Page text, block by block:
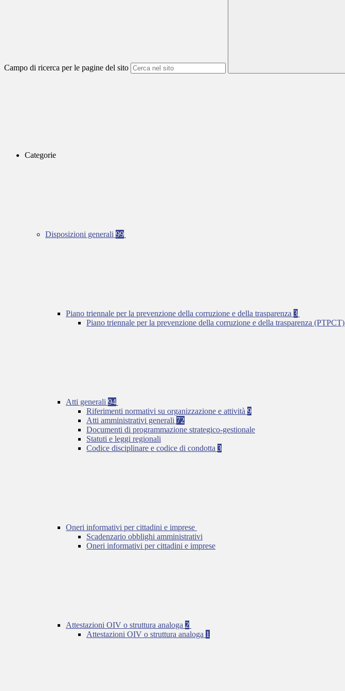
Campo di ricerca per le pagine del sito
Categorie
Disposizioni generali 99
Piano triennale per la prevenzione della corruzione e della trasparenza 3
Piano triennale per la prevenzione della corruzione e della trasparenza (PTPCT)
Atti generali 94
Riferimenti normativi su organizzazione e attività 9
Atti amministrativi generali 72
Documenti di programmazione strategico-gestionale
Statuti e leggi regionali
Codice disciplinare e codice di condotta 3
Oneri informativi per cittadini e imprese
Scadenzario obblighi amministrativi
Oneri informativi per cittadini e imprese
Attestazioni OIV o struttura analoga 2
Attestazioni OIV o struttura analoga 1